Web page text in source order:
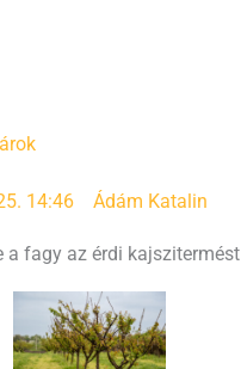
14:46 Ádám Katalin
a fagy az érdi kajszitermést